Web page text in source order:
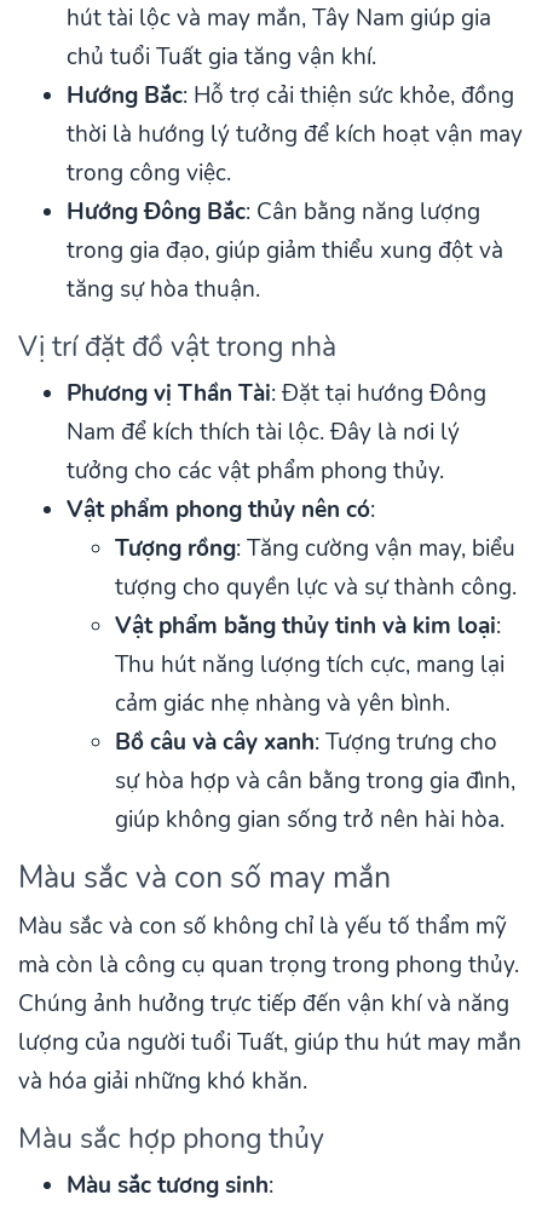
hút tài lộc và may mắn, Tây Nam giúp gia
chủ tuổi Tuất gia tăng vận khí.
Hướng Bắc: Hỗ trợ cải thiện sức khỏe, đồng
thời là hướng lý tưởng để kích hoạt vận may
trong công việc.
Hướng Đông Bắc: Cân bằng năng lượng
trong gia đạo, giúp giảm thiểu xung đột và
tăng sự hòa thuận.
Vị trí đặt đồ vật trong nhà
Phương vị Thần Tài: Đặt tại hướng Đông
Nam để kích thích tài lộc. Đây là nơi lý
tưởng cho các vật phẩm phong thủy.
Vật phẩm phong thủy nên có:
Tượng rồng: Tăng cường vận may, biểu
tượng cho quyền lực và sự thành công.
Vật phẩm bằng thủy tinh và kim loại:
Thu hút năng lượng tích cực, mang lại
cảm giác nhẹ nhàng và yên bình.
Bồ câu và cây xanh: Tượng trưng cho
sự hòa hợp và cân bằng trong gia đình,
giúp không gian sống trở nên hài hòa.
Màu sắc và con số may mắn
Màu sắc và con số không chỉ là yếu tố thẩm mỹ
mà còn là công cụ quan trọng trong phong thủy.
Chúng ảnh hưởng trực tiếp đến vận khí và năng
lượng của người tuổi Tuất, giúp thu hút may mắn
và hóa giải những khó khăn.
Màu sắc hợp phong thủy
Màu sắc tương sinh: